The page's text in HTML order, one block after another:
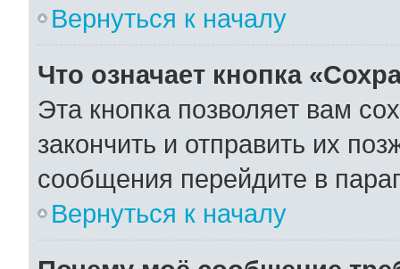
Вернуться к началу
Что означает кнопка
Эта кнопка позволяет вам
закончить и отправить их
сообщения перейдите в
Вернуться к началу